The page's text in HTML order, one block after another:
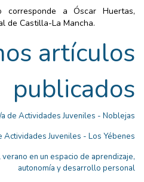
a Óscar Huertas,
de Castilla-La Mancha.
artículos
publicados
de Actividades Juveniles - Noblejas
Juveniles - Los Yébenes
en un espacio de aprendizaje,
autonomía y desarrollo personal